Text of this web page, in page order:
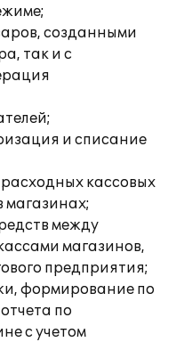
созданными
так и с
и списание
кассовых
магазинах;
между
магазинов,
предприятия;
формирование по
по
с учетом